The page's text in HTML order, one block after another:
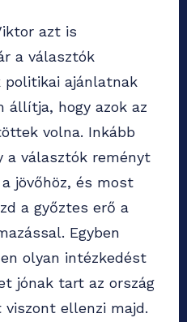
azt is
a választók
ajánlatnak
állítja, hogy azok az
volna. Inkább
a választók reményt
jövőhöz, és most
a győztes erő a
Egyben
olyan intézkedést
jónak tart az ország
ellenzi majd.